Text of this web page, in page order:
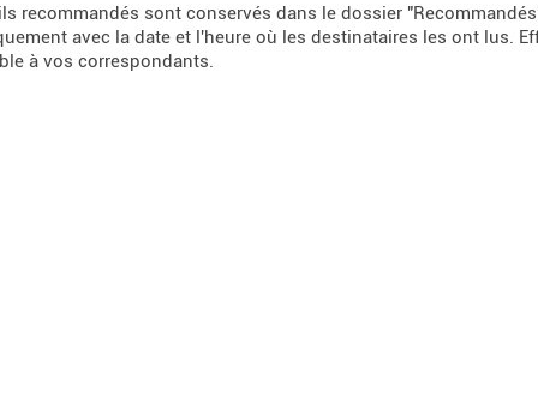
recommandés sont conservés dans le dossier
avec la date et l'heure où les destinataires les ont lus.
à vos correspondants.